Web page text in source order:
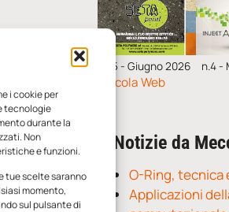
i cookie per
tecnologie
durante la
Non
e funzioni.
tue scelte saranno
momento,
sul pulsante di
n.5 - Giugno 2026 n.4 -
Edicola Web
Notizie da
O-Ring, tecnica
Applicazioni